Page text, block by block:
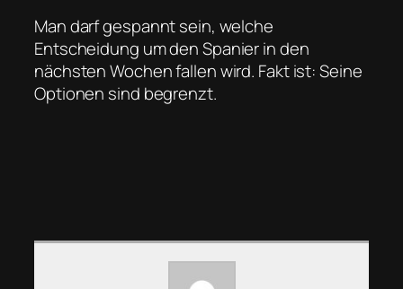
Man darf gespannt sein, welche
Entscheidung um den Spanier in den
nächsten Wochen fallen wird. Fakt ist: Seine
Optionen sind begrenzt.